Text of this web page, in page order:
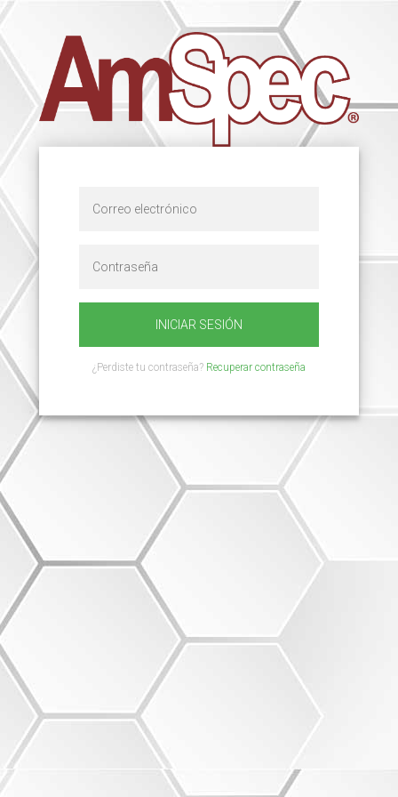
INICIAR SESIÓN
¿Perdiste tu contraseña? Recuperar contraseña